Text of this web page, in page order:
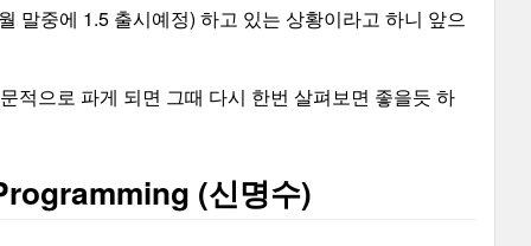
말중에 1.5 출시예정) 하고 있는 상황이라고 하니 앞으
적으로 파게 되면 그때 다시 한번 살펴보면 좋을듯 하
(신명수)